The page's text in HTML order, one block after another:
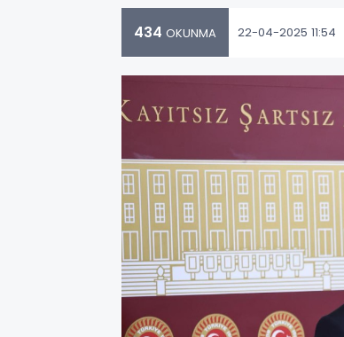
434 OKUNMA 22-04-2025 11:54